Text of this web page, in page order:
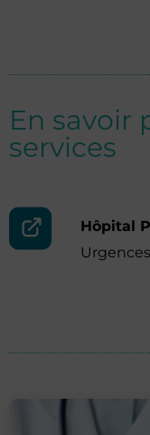
En savoir
services
Hôpital
Urgences